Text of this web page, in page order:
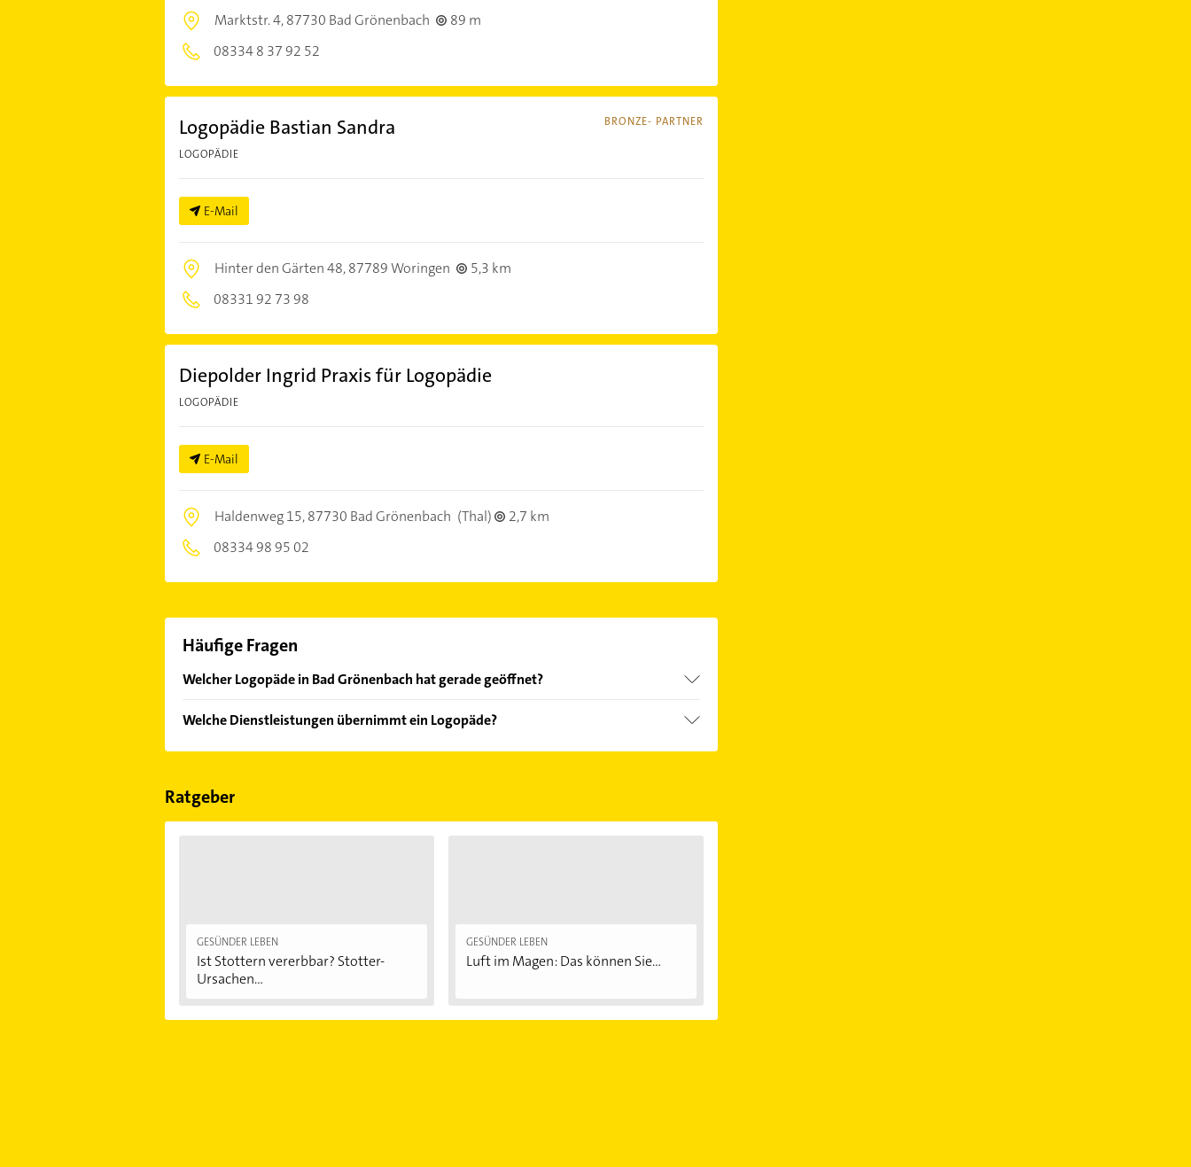
Marktstr. 4,87730 Bad Grönenbach
89 m
08334 8 37 92 52
BRONZE- PARTNER
Logopädie Bastian Sandra
LOGOPÄDIE
E-Mail
Hinter den Gärten 48,87789 Woringen
5,3 km
08331 92 73 98
Diepolder Ingrid Praxis für Logopädie
LOGOPÄDIE
E-Mail
Haldenweg 15,87730 Bad Grönenbach (Thal)
2,7 km
08334 98 95 02
Häufige Fragen
Welcher Logopäde in Bad Grönenbach hat gerade geöffnet?
Sonn- und Feiertagen abweichen können.
Welche Dienstleistungen übernimmt ein Logopäde?
Folgende Leistungen werden angeboten: Schluckstörungen und Stimmstörungen.
Ratgeber
GESÜNDER LEBEN
Ist Stottern vererbbar? Stotter-
Ursachen...
GESÜNDER LEBEN
Luft im Magen: Das können Sie...